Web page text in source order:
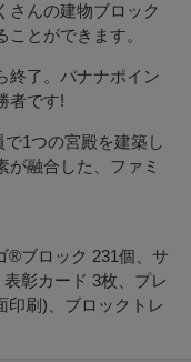
さんの建物ブロック
とができます。
終了。バナナポイン
者です!
1つの宮殿を建築し
が融合した、ファミ
®ブロック 231個、サ
彰カード 3枚、プレ
印刷)、ブロックトレ